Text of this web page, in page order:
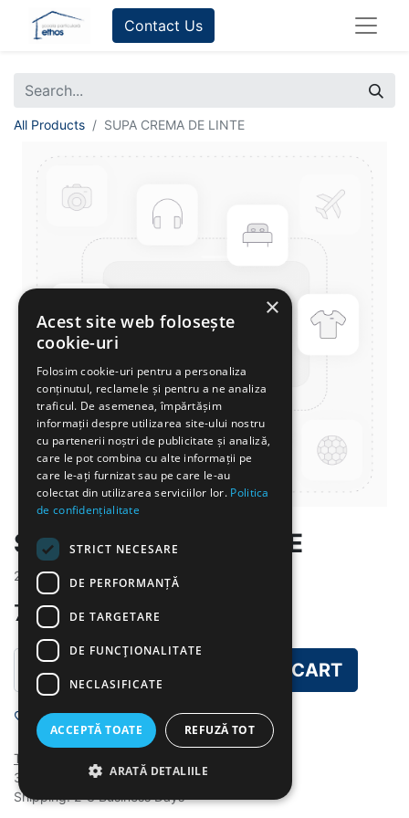
Contact Us
All Products SUPA CREMA DE LINTE
SUPA CREMA DE LINTE
2026-6-2,2026-5-25
7.00lei
ADD TO CART
Add to wishlist
Terms and Conditions
30-day money-back guarantee
Shipping: 2-3 Business Days
×
Acest site web folosește
cookie-uri
Folosim cookie-uri pentru a personaliza
conținutul, reclamele și pentru a ne analiza
traficul. De asemenea, împărtășim
informații despre utilizarea site-ului nostru
cu partenerii noștri de publicitate și analiză,
care le pot combina cu alte informații pe
care le-ați furnizat sau pe care le-au
colectat din utilizarea serviciilor lor. Politica
de confidențialitate
STRICT NECESARE
DE PERFORMANȚĂ
DE TARGETARE
DE FUNCŢIONALITATE
NECLASIFICATE
ACCEPTĂ TOATE REFUZĂ TOT
ARATĂ DETALIILE